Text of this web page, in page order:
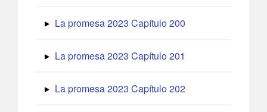
La promesa 2023 Capítulo 200
La promesa 2023 Capítulo 201
La promesa 2023 Capítulo 202